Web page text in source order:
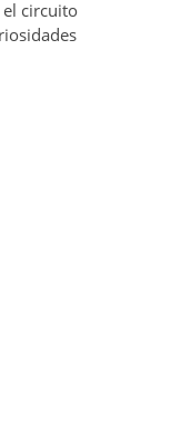
circuito